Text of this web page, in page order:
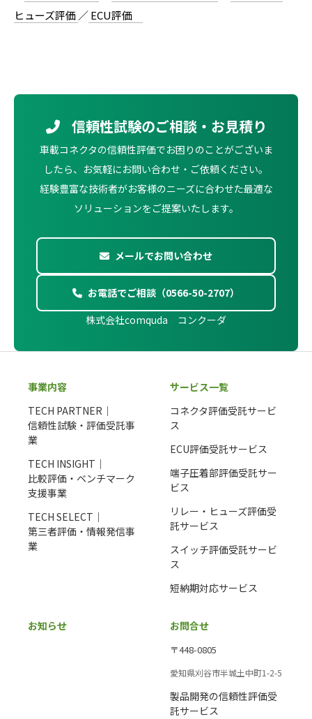
ヒューズ評価／ECU評価
信頼性試験のご相談・お見積り
車載コネクタの信頼性評価でお困りのことがございま
したら、お気軽にお問い合わせ・ご依頼ください。
経験豊富な技術者がお客様のニーズに合わせた最適な
ソリューションをご提案いたします。
メールでお問い合わせ
お電話でご相談（0566-50-2707）
株式会社comquda コンクーダ
事業内容
TECH PARTNER｜
信頼性試験・評価受託事
業
TECH INSIGHT｜
比較評価・ベンチマーク
支援事業
TECH SELECT｜
第三者評価・情報発信事
業
サービス一覧
コネクタ評価受託サービ
ス
ECU評価受託サービス
端子圧着部評価受託サー
ビス
リレー・ヒューズ評価受
託サービス
スイッチ評価受託サービ
ス
短納期対応サービス
お知らせ お問合せ
〒448-0805
愛知県刈谷市半城土中町1-2-5
製品開発の信頼性評価受
託サービス